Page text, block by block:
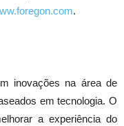
.
inovações na área de
em tecnologia. O
a experiência do